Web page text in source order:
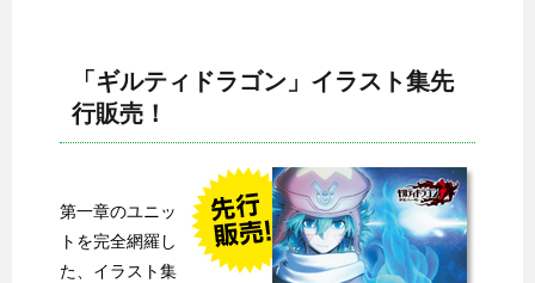
「ギルティドラゴン」イラスト集先
行販売！
第一章のユニッ
トを完全網羅し
た、イラスト集